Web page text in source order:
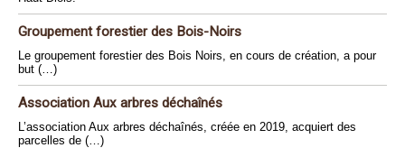
Groupement forestier des Bois-Noirs
Le groupement forestier des Bois Noirs, en cours de création, a pour
but (…)
Association Aux arbres déchaînés
L’association Aux arbres déchaînés, créée en 2019, acquiert des
parcelles de (…)